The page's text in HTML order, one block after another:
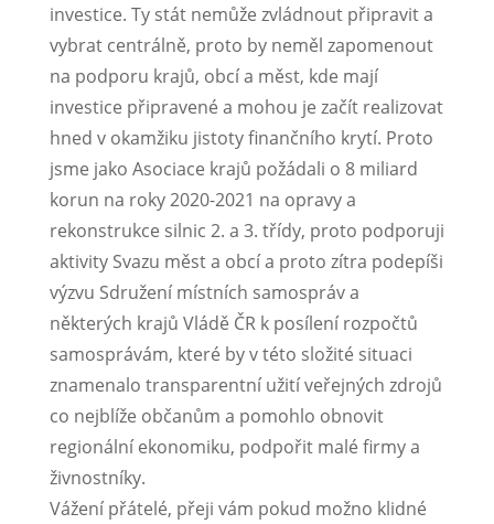
investice. Ty stát nemůže zvládnout připravit a
vybrat centrálně, proto by neměl zapomenout
na podporu krajů, obcí a měst, kde mají
investice připravené a mohou je začít realizovat
hned v okamžiku jistoty finančního krytí. Proto
jsme jako Asociace krajů požádali o 8 miliard
korun na roky 2020-2021 na opravy a
rekonstrukce silnic 2. a 3. třídy, proto podporuji
aktivity Svazu měst a obcí a proto zítra podepíši
výzvu Sdružení místních samospráv a
některých krajů Vládě ČR k posílení rozpočtů
samosprávám, které by v této složité situaci
znamenalo transparentní užití veřejných zdrojů
co nejblíže občanům a pomohlo obnovit
regionální ekonomiku, podpořit malé firmy a
živnostníky.
Vážení přátelé, přeji vám pokud možno klidné